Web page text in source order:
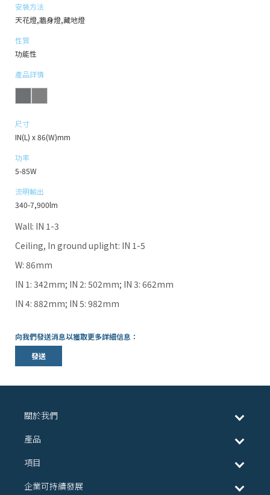
安裝方法
天花燈,牆身燈,藏地燈
性質
功能性
產品詳情
尺寸
IN(L) x 86(W)mm
功率
5-85W
流明輸出
340-7,900lm
Wall: IN 1-3
Ceiling, In ground uplight: IN 1-5
W: 86mm
IN 1: 342mm; IN 2: 502mm; IN 3: 662mm
IN 4: 882mm; IN 5: 982mm
向我們發送消息以獲取更多詳細信息：
發送
關於我們
產品
項目
企業可持續發展